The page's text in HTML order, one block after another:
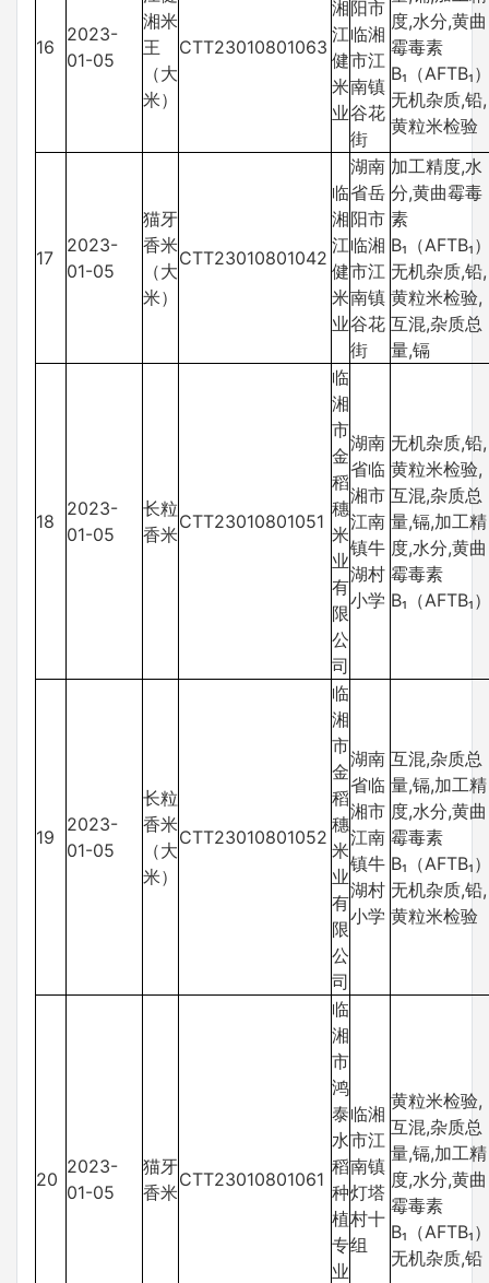
16
2023-
01-05
湘米
王
（大
米）
CTT23010801063
湘
江
健
米
业
阳市
临湘
市江
南镇
谷花
街
度,水分,黄曲
霉毒素
B₁（AFTB₁
无机杂质,铅,
黄粒米检验
17
2023-
01-05
猫牙
香米
（大
米）
CTT23010801042
临
湘
江
健
米
业
湖南
省岳
阳市
临湘
市江
南镇
谷花
街
加工精度,水
分,黄曲霉毒
素
B₁（AFTB₁
无机杂质,铅,
黄粒米检验,
互混,杂质总
量,镉
18
2023-
01-05
长粒
香米
CTT23010801051
临
湘
市
金
稻
穗
米
业
有
限
公
司
湖南
省临
湘市
江南
镇牛
湖村
小学
无机杂质,铅,
黄粒米检验,
互混,杂质总
量,镉,加工精
度,水分,黄曲
霉毒素
B₁（AFTB₁
19
2023-
01-05
长粒
香米
（大
米）
CTT23010801052
临
湘
市
金
稻
穗
米
业
有
限
公
司
湖南
省临
湘市
江南
镇牛
湖村
小学
互混,杂质总
量,镉,加工精
度,水分,黄曲
霉毒素
B₁（AFTB₁
无机杂质,铅,
黄粒米检验
20
2023-
01-05
猫牙
香米
CTT23010801061
临
湘
市
鸿
泰
水
稻
种
植
专
业
临湘
市江
南镇
灯塔
村十
组
黄粒米检验,
互混,杂质总
量,镉,加工精
度,水分,黄曲
霉毒素
B₁（AFTB₁
无机杂质,铅